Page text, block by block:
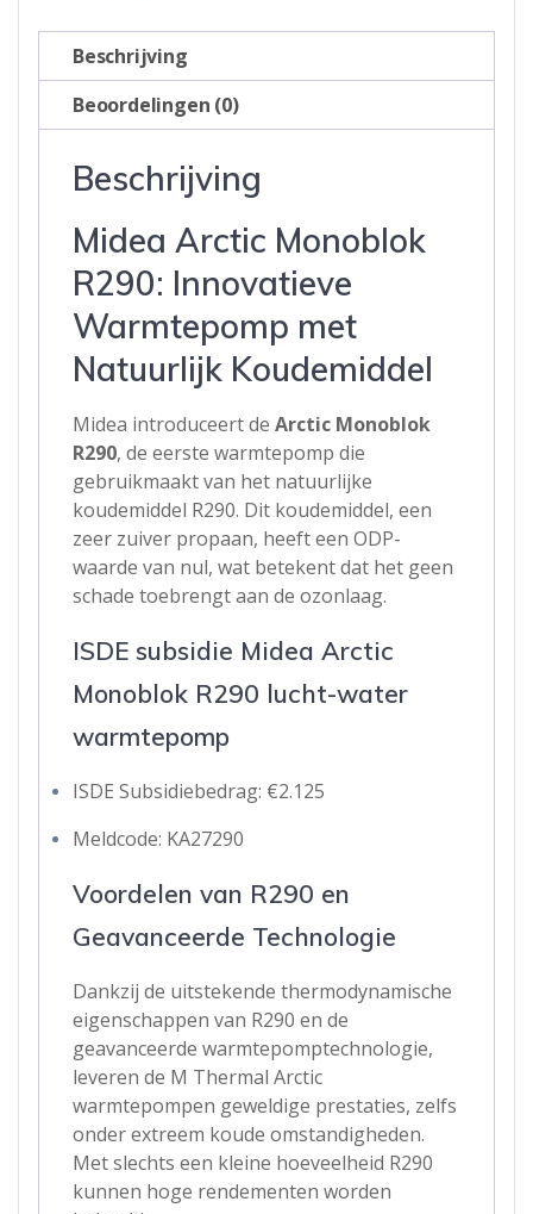
Beschrijving
Beoordelingen (0)
Beschrijving
Midea Arctic Monoblok
R290: Innovatieve
Warmtepomp met
Natuurlijk Koudemiddel
Midea introduceert de Arctic Monoblok
R290, de eerste warmtepomp die
gebruikmaakt van het natuurlijke
koudemiddel R290. Dit koudemiddel, een
zeer zuiver propaan, heeft een ODP-
waarde van nul, wat betekent dat het geen
schade toebrengt aan de ozonlaag.
ISDE subsidie Midea Arctic
Monoblok R290 lucht-water
warmtepomp
ISDE Subsidiebedrag: €2.125
Meldcode: KA27290
Voordelen van R290 en
Geavanceerde Technologie
Dankzij de uitstekende thermodynamische
eigenschappen van R290 en de
geavanceerde warmtepomptechnologie,
leveren de M Thermal Arctic
warmtepompen geweldige prestaties, zelfs
onder extreem koude omstandigheden.
Met slechts een kleine hoeveelheid R290
kunnen hoge rendementen worden